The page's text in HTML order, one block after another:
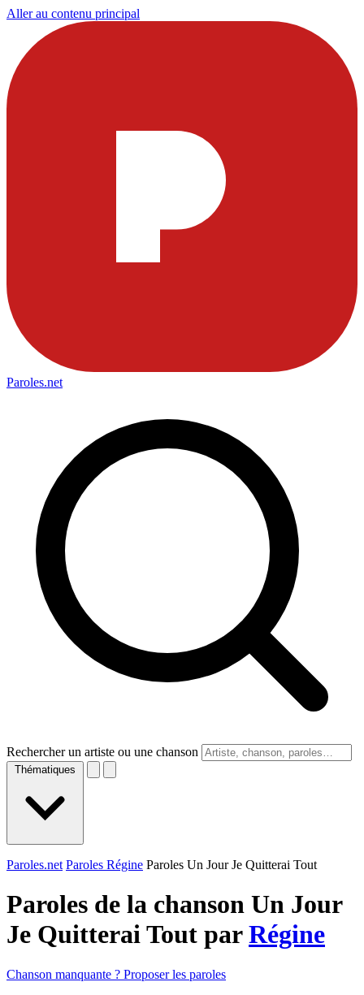
Aller au contenu principal
Paroles.net
Rechercher un artiste ou une chanson
Thématiques
Paroles.net Paroles Régine Paroles Un Jour Je Quitterai Tout
Paroles de la chanson Un Jour
Je Quitterai Tout parRégine
Chanson manquante ? Proposer les paroles